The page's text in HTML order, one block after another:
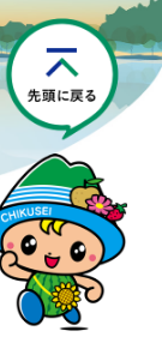
筑西市